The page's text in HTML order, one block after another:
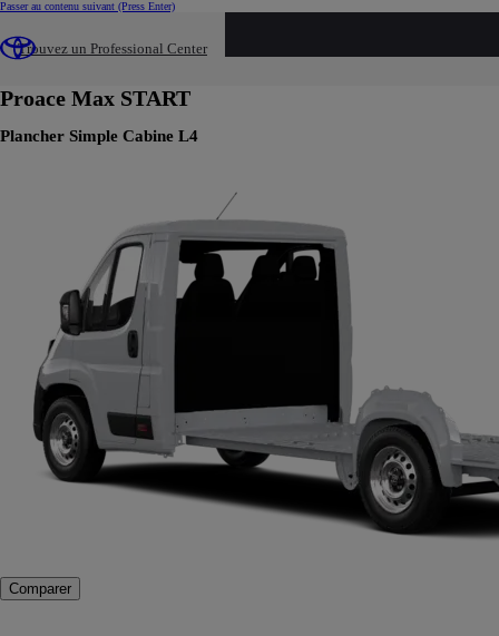
Passer au contenu suivant (Press Enter)
Trouvez un Professional Center
Build your own
Proace Max START
Plancher Simple Cabine L4
Comparer